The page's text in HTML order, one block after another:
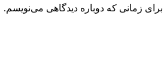
زمانی که دوباره دیدگاهی می‌نویسم.